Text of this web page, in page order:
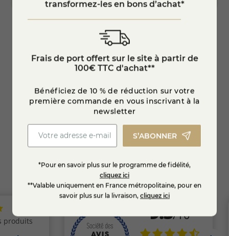
Plateau apéritif fromage et charcuterie -...
39,70 € 35,73 € -10%
EN SAVOIR +
transformez-les en bons d’achat*
Frais de port offert sur le site à partir de
100€ TTC d'achat**
Bénéficiez de 10 % de réduction sur votre
première commande en vous inscrivant à la
newsletter
S’ABONNER
*Pour en savoir plus sur le programme de fidélité,
cliquez ici
**Valable uniquement en France métropolitaine, pour en
savoir plus sur la livraison, cliquez ici